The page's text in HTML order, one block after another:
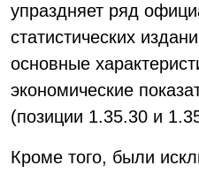
упраздняет ряд
статистических
основные
экономические
(позиции 1.35.30 и
Кроме того, были